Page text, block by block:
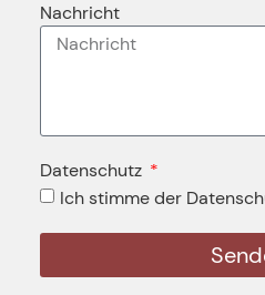
Nachricht
Datenschutz
Ich stimme der